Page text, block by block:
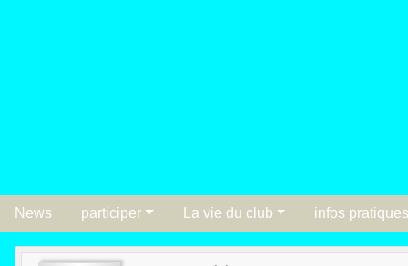
News participer La vie du club infos pratiques